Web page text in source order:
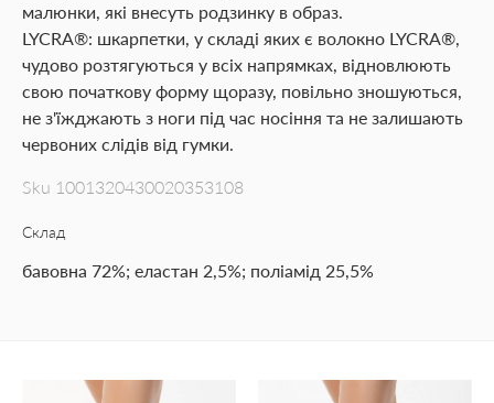
малюнки, які внесуть родзинку в образ.
LYCRA®: шкарпетки, у складі яких є волокно LYCRA®,
чудово розтягуються у всіх напрямках, відновлюють
свою початкову форму щоразу, повільно зношуються,
не з'їжджають з ноги під час носіння та не залишають
червоних слідів від гумки.
Sku 1001320430020353108
Склад
бавовна 72%; еластан 2,5%; поліамід 25,5%